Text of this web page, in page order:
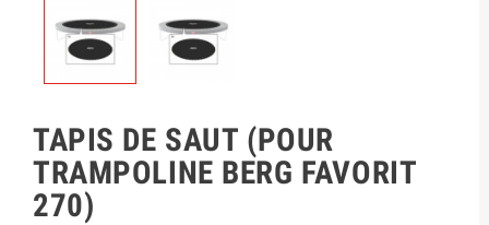
TAPIS DE SAUT (POUR
TRAMPOLINE BERG FAVORIT
270)